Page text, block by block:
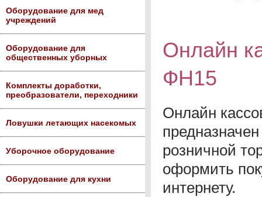
Оборудование для мед
учреждений
Оборудование для
общественных уборных
Комплекты доработки,
преобразователи, переходники
Ловушки летающих насекомых
Уборочное оборудование
Оборудование для кухни
Онлайн
ФН15
Онлайн
розничной
оформить
интернету.